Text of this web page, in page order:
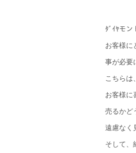
ﾀﾞｲﾔモ
お客様に
事が必要
こちらは
お客様に
売るかど
遠慮なく
そして、